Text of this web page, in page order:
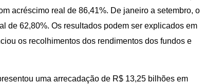
acréscimo real de 86,41%. De janeiro a setembro, o
de 62,80%. Os resultados podem ser explicados em
os recolhimentos dos rendimentos dos fundos e
uma arrecadação de R$ 13,25 bilhões em